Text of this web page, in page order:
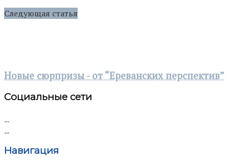
Следующая статья
Новые сюрпризы - от “Ереванских перспектив”
Социальные сети
Навигация